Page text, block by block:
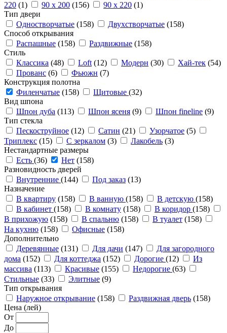
220 (1) 90 x 200 (156) 90 x 220 (1)
Тип двери
Одностворчатые (158) Двухстворчатые (158)
Способ открывания
Распашные (158) Раздвижные (158)
Стиль
Классика (48) Loft (12) Модерн (30) Хай-тек (54)
Прованс (6) Фьюжн (7)
Конструкция полотна
Филенчатые (158) Щитовые (32)
Вид шпона
Шпон дуба (113) Шпон ясеня (9) Шпон fineline (9)
Тип стекла
Пескоструйное (12) Сатин (21) Узорчатое (5)
Триплекс (15) С зеркалом (3) Лакобель (3)
Нестандартные размеры
Есть (36) Нет (158)
Разновидность дверей
Внутренние (144) Под заказ (13)
Назначение
В квартиру (158) В ванную (158) В детскую (158)
В кабинет (158) В комнату (158) В коридор (158)
В прихожую (158) В спальню (158) В туалет (158)
На кухню (158) Офисные (158)
Дополнительно
Деревянные (131) Для дачи (147)
Для загородного
дома (152) Для коттеджа (152) Дорогие (12)
Из
массива (113) Красивые (155) Недорогие (63)
Стильные (33) Элитные (9)
Тип открывания
Наружное открывание (158) Раздвижная дверь (158)
Цена (лей)
От
До